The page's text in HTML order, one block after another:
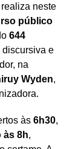
neste
público
644
e
na
Wyden,
às 6h30,
às 8h,